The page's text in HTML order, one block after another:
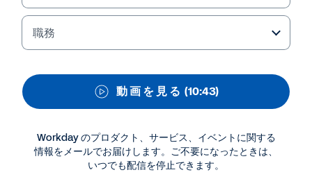
資料ダウンロード・関連情報
職務
動 画 を 見 る (10:43)
Workday のプロダクト、サービス、イベントに関する
情報をメールでお届けします。ご不要になったときは、
いつでも配信を停止できます。